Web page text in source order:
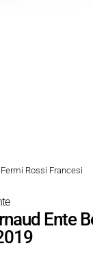
Fermi Rossi Francesi
Ente